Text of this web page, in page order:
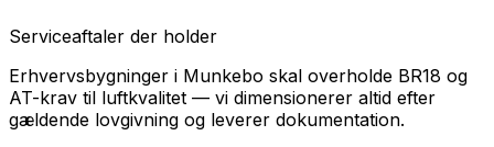
Serviceaftaler der holder
Erhvervsbygninger i Munkebo skal overholde BR18 og
AT-krav til luftkvalitet — vi dimensionerer altid efter
gældende lovgivning og leverer dokumentation.